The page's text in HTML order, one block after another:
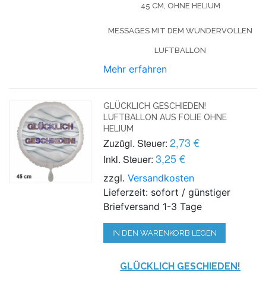
45 CM, OHNE HELIUM
MESSAGES MIT DEM WUNDERVOLLEN
LUFTBALLON
Mehr erfahren
GLÜCKLICH GESCHIEDEN!
LUFTBALLON AUS FOLIE OHNE
HELIUM
Zuzügl. Steuer: 2,73 €
Inkl. Steuer: 3,25 €
zzgl.Versandkosten
Lieferzeit: sofort / günstiger
Briefversand 1-3 Tage
IN DEN WARENKORB LEGEN
GLÜCKLICH GESCHIEDEN!